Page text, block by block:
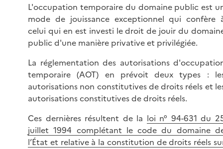
L'occupation temporaire du domaine public est
mode de jouissance exceptionnel qui confère
celui qui en est investi le droit de jouir du
public d'une manière privative et privilégiée.
La réglementation des autorisations
temporaire (AOT) en prévoit deux types :
autorisations non constitutives de droits réels et
autorisations constitutives de droits réels.
Ces dernières résultent de la loi n° 94-631 du
juillet 1994 complétant le code du domaine
l’État et relative à la constitution de droits réels